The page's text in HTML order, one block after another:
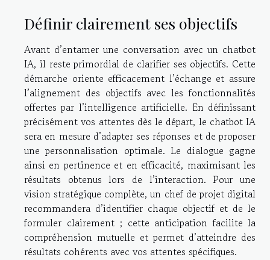
Définir clairement ses objectifs
Avant d’entamer une conversation avec un chatbot
IA, il reste primordial de clarifier ses objectifs. Cette
démarche oriente efficacement l’échange et assure
l’alignement des objectifs avec les fonctionnalités
offertes par l’intelligence artificielle. En définissant
précisément vos attentes dès le départ, le chatbot IA
sera en mesure d’adapter ses réponses et de proposer
une personnalisation optimale. Le dialogue gagne
ainsi en pertinence et en efficacité, maximisant les
résultats obtenus lors de l’interaction. Pour une
vision stratégique complète, un chef de projet digital
recommandera d’identifier chaque objectif et de le
formuler clairement ; cette anticipation facilite la
compréhension mutuelle et permet d’atteindre des
résultats cohérents avec vos attentes spécifiques.